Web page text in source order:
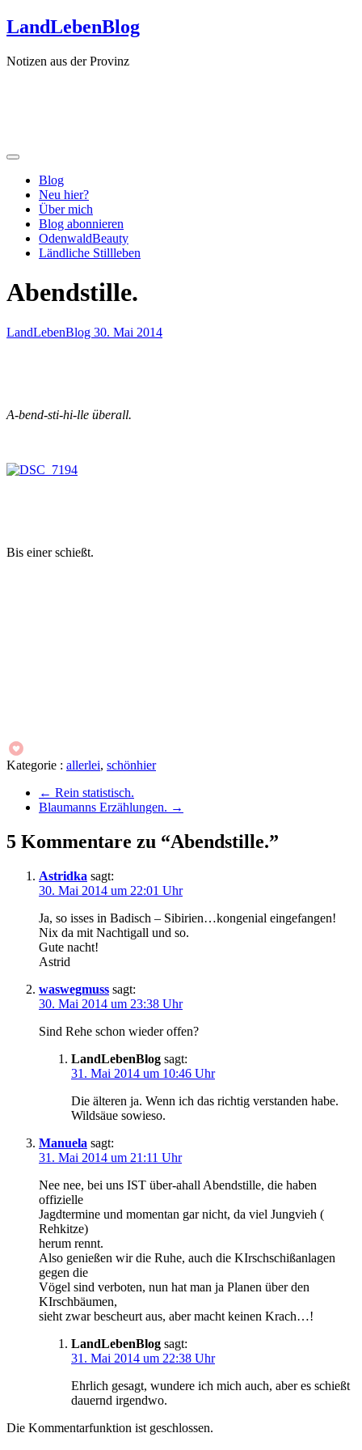
Zum
Inhalt
LandLebenBlog
Notizen aus der Provinz
Blog
Neu hier?
Über mich
Blog abonnieren
OdenwaldBeauty
Ländliche Stillleben
Abendstille.
LandLebenBlog 30. Mai 2014
A-bend-sti-hi-lle überall.
Bis einer schießt.
Kategorie : allerlei, schönhier
← Rein statistisch.
Blaumanns Erzählungen. →
5 Kommentare zu “Abendstille.”
Astridka sagt:
30. Mai 2014 um 22:01 Uhr
Ja, so isses in Badisch – Sibirien…kongenial eingefangen!
Nix da mit Nachtigall und so.
Gute nacht!
Astrid
waswegmuss sagt:
30. Mai 2014 um 23:38 Uhr
Sind Rehe schon wieder offen?
LandLebenBlog sagt:
31. Mai 2014 um 10:46 Uhr
Die älteren ja. Wenn ich das richtig verstanden habe.
Wildsäue sowieso.
Manuela sagt:
31. Mai 2014 um 21:11 Uhr
Nee nee, bei uns IST über-ahall Abendstille, die haben
offizielle
Jagdtermine und momentan gar nicht, da viel Jungvieh (
Rehkitze)
herum rennt.
Also genießen wir die Ruhe, auch die KIrschschißanlagen
gegen die
Vögel sind verboten, nun hat man ja Planen über den
KIrschbäumen,
sieht zwar bescheurt aus, aber macht keinen Krach…!
LandLebenBlog sagt:
31. Mai 2014 um 22:38 Uhr
Ehrlich gesagt, wundere ich mich auch, aber es schießt
dauernd irgendwo.
Die Kommentarfunktion ist geschlossen.